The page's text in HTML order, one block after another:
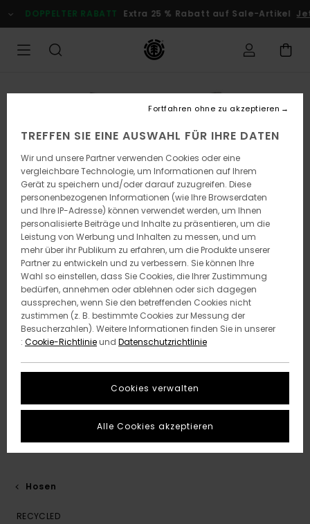
zur
Produktinformation
DOPPELTER RABATT Extra 25 % Rabatt auf Sale-Artikel
Hosen
RECYCLED
TREFFEN SIE EINE AUSWAHL FÜR IHRE DATEN
Wir und unsere Partner verwenden Cookies oder eine
vergleichbare Technologie, um Informationen auf Ihrem
Gerät zu speichern und/oder darauf zuzugreifen. Diese
personenbezogenen Informationen (wie Ihre Browserdaten
und Ihre IP-Adresse) können verwendet werden, um Ihnen
personalisierte Beiträge und Inhalte zu präsentieren, um die
Leistung von Werbung und Inhalten zu messen, und um
mehr über ihr Publikum zu erfahren, um die Produkte unserer
Partner zu entwickeln und zu verbessern. Sie können Ihre
Wahl so einstellen, dass Sie Cookies, die Ihrer Zustimmung
bedürfen, annehmen oder ablehnen oder sich dagegen
aussprechen, wenn Sie den betreffenden Cookies nicht
zustimmen (z. B. bestimmte Cookies zur Messung der
Besucherzahlen). Weitere Informationen finden Sie in unserer
: Cookie-Richtlinieund Datenschutzrichtlinie
Cookies verwalten
Fortfahren ohne zu akzeptieren
Alle Cookies akzeptieren